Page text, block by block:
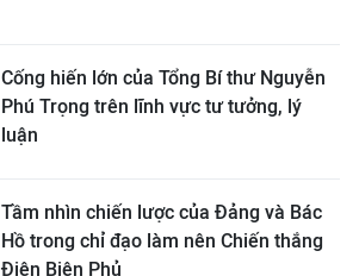
Cống hiến lớn của Tổng Bí thư Nguyễn
Phú Trọng trên lĩnh vực tư tưởng, lý
luận
Tầm nhìn chiến lược của Đảng và Bác
Hồ trong chỉ đạo làm nên Chiến thắng
Điện Biên Phủ